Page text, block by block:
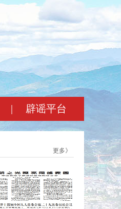
| 辟谣平台
更多》